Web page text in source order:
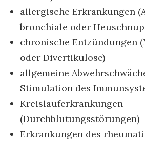
allergische Erkrankungen
bronchiale oder
chronische Entzündungen
oder Divertikulose)
allgemeine
Stimulation des
Kreislauferkrankungen
(Durchblutungsstörungen)
Erkrankungen des